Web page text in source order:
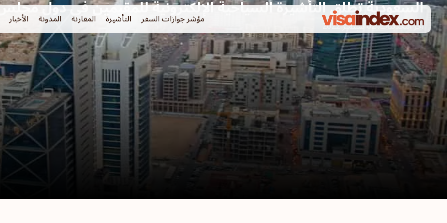
مؤشر جوازات السفر التأشيرة المقارنة المدونة الأخبار السعودية تطلق التأشيرة السياحية الإلكترونية للمقيمين في دول
أخر التحديثات:02 سبتمبر 2022